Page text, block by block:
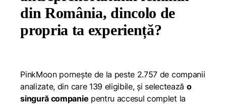
din România, dincolo de
propria ta experiență?
PinkMoon pornește de la peste 2.757 de companii
analizate, din care 139 eligibile, și selectează o
singură companie pentru accesul complet la